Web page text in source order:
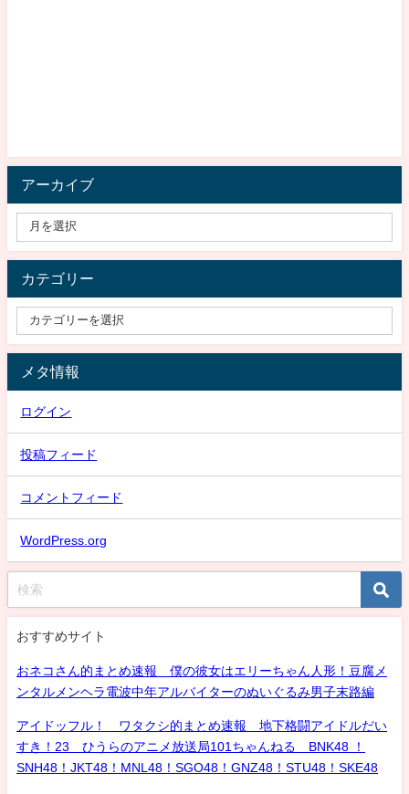
アーカイブ
カテゴリー
メタ情報
ログイン
投稿フィード
コメントフィード
WordPress.org
おすすめサイト
おネコさん的まとめ速報 僕の彼女はエリーちゃん人形！豆腐メ
ンタルメンヘラ電波中年アルバイターのぬいぐるみ男子末路編
アイドッフル！ ワタクシ的まとめ速報 地下格闘アイドルだい
すき！23 ひうらのアニメ放送局101ちゃんねる BNK48 ！
SNH48！JKT48！MNL48！SGO48！GNZ48！STU48！SKE48